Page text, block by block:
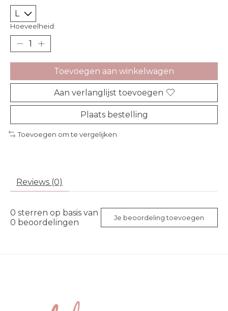
Hoeveelheid:
Toevoegen aan winkelwagen
Aan verlanglijst toevoegen
Plaats bestelling
Toevoegen om te vergelijken
Reviews (0)
0 sterren op basis van
0 beoordelingen Je beoordeling toevoegen